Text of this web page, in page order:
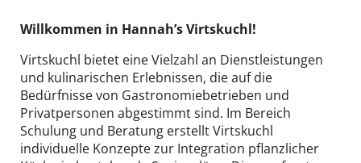
Willkommen in Hannah’s Virtskuchl!
Virtskuchl bietet eine Vielzahl an Dienstleistungen
und kulinarischen Erlebnissen, die auf die
Bedürfnisse von Gastronomiebetrieben und
Privatpersonen abgestimmt sind. Im Bereich
Schulung und Beratung erstellt Virtskuchl
individuelle Konzepte zur Integration pflanzlicher